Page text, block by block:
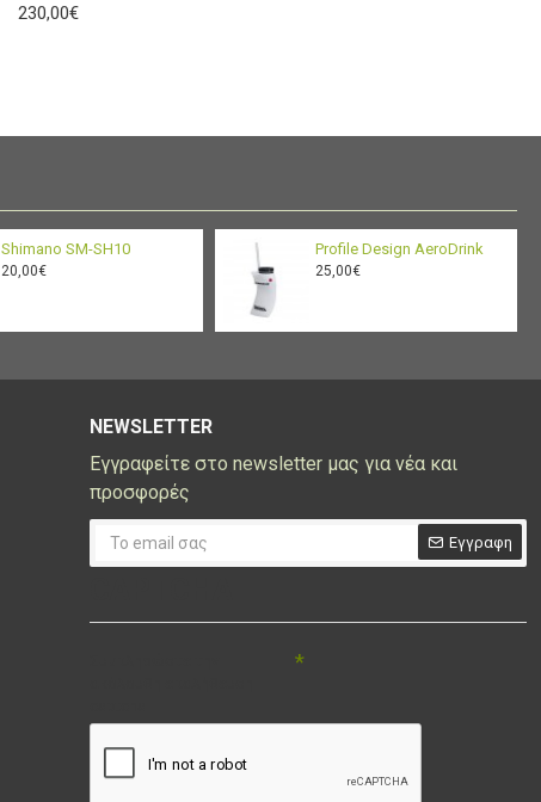
230,00€
Shimano SM-SH10
20,00€
Profile Design AeroDrink
25,00€
NEWSLETTER
Εγγραφείτε στο newsletter μας για νέα και
προσφορές
Εγγραφη